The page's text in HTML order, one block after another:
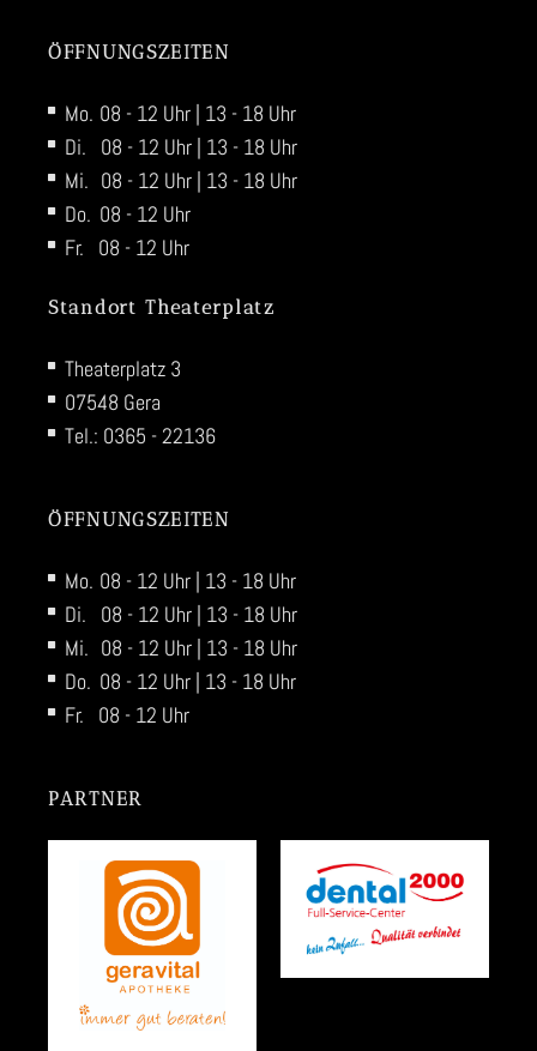
ÖFFNUNGSZEITEN
Mo. 08 - 12 Uhr | 13 - 18 Uhr
Di.
08 - 12 Uhr | 13 - 18 Uhr
Mi. 08 - 12 Uhr | 13 - 18 Uhr
Do. 08 - 12 Uhr
Fr.
08 - 12 Uhr
Standort Theaterplatz
Theaterplatz 3
07548 Gera
Tel.: 0365 - 22136
ÖFFNUNGSZEITEN
Mo. 08 - 12 Uhr | 13 - 18 Uhr
Di.
08 - 12 Uhr | 13 - 18 Uhr
Mi. 08 - 12 Uhr | 13 - 18 Uhr
Do. 08 - 12 Uhr | 13 - 18 Uhr
Fr.
08 - 12 Uhr
PARTNER